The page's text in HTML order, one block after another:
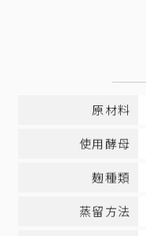
原材料
使用酵母
麹種類
蒸留方法